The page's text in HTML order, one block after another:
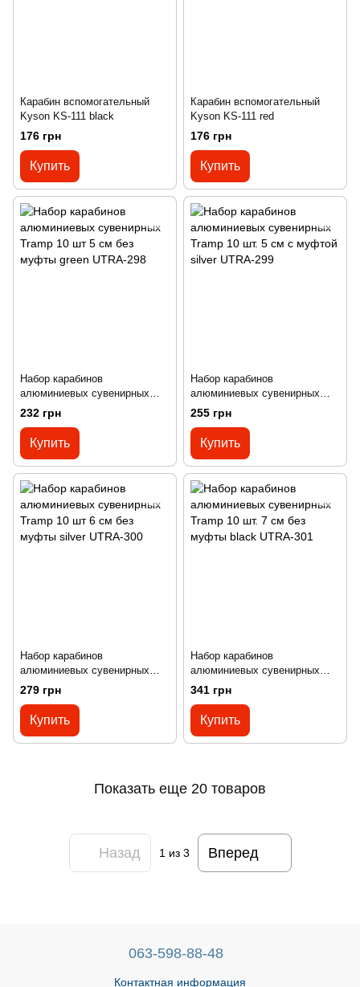
Карабин вспомогательный
Kyson KS-111 black
176 грн
Купить
Карабин вспомогательный
Kyson KS-111 red
176 грн
Купить
Набор карабинов
алюминиевых сувенирных
Tramp 10 шт 5 см без муфты
green UTRA-298
232 грн
Купить
Набор карабинов
алюминиевых сувенирных
Tramp 10 шт. 5 см с муфтой
silver UTRA-299
255 грн
Купить
Набор карабинов
алюминиевых сувенирных
Tramp 10 шт 6 см без муфты
silver UTRA-300
279 грн
Купить
Набор карабинов
алюминиевых сувенирных
Tramp 10 шт. 7 см без муфты
black UTRA-301
341 грн
Купить
Показать еще 20 товаров
Назад 1из 3 Вперед
063-598-88-48
Контактная информация